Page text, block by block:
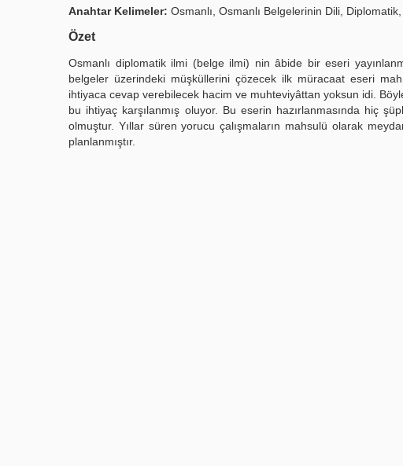
Anahtar Kelimeler: Osmanlı, Osmanlı Belgelerinin Dili,
Özet
Osmanlı diplomatik ilmi (belge ilmi) nin âbide bir eseri
belgeler üzerindeki müşküllerini çözecek ilk müracaat eseri
ihtiyaca cevap verebilecek hacim ve muhteviyâttan yoksun idi.
bu ihtiyaç karşılanmış oluyor. Bu eserin hazırlanmasında hiç
olmuştur. Yıllar süren yorucu çalışmaların mahsulü olarak
planlanmıştır.